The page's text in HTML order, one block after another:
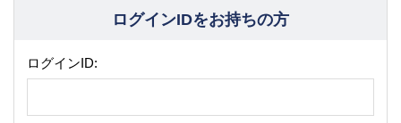
ログインIDをお持ちの方
ログインID: